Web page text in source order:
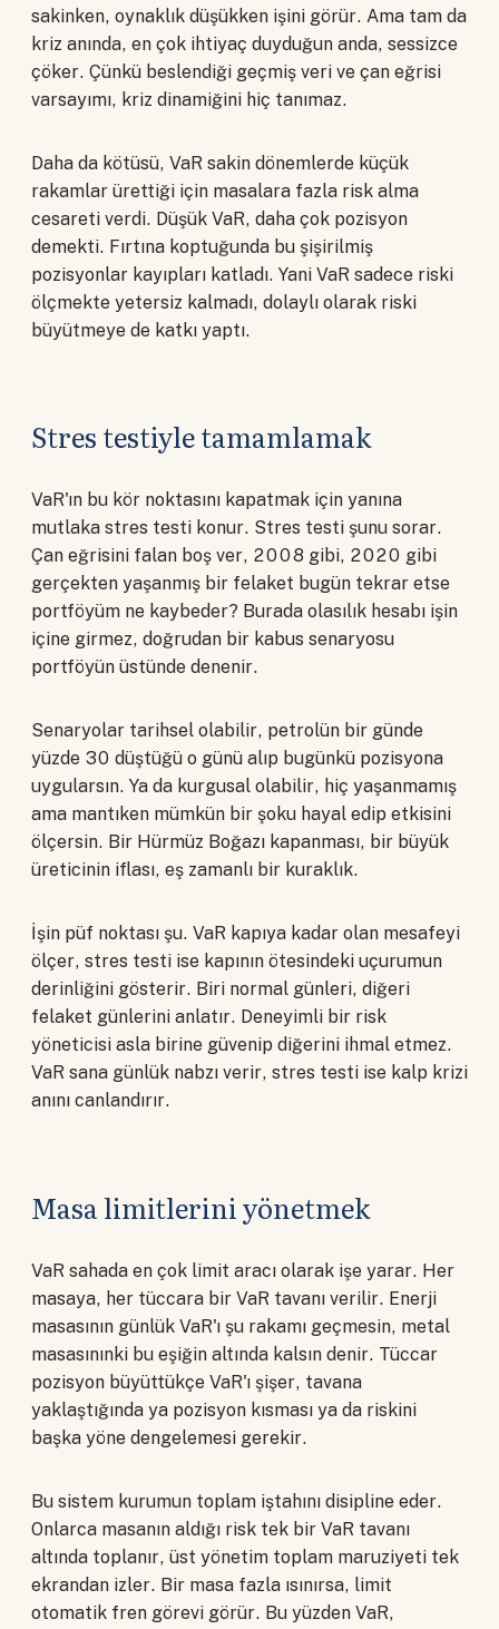
sakinken, oynaklık düşükken işini görür. Ama tam da
kriz anında, en çok ihtiyaç duyduğun anda, sessizce
çöker. Çünkü beslendiği geçmiş veri ve çan eğrisi
varsayımı, kriz dinamiğini hiç tanımaz.
Daha da kötüsü, VaR sakin dönemlerde küçük
rakamlar ürettiği için masalara fazla risk alma
cesareti verdi. Düşük VaR, daha çok pozisyon
demekti. Fırtına koptuğunda bu şişirilmiş
pozisyonlar kayıpları katladı. Yani VaR sadece riski
ölçmekte yetersiz kalmadı, dolaylı olarak riski
büyütmeye de katkı yaptı.
Stres testiyle tamamlamak
VaR'ın bu kör noktasını kapatmak için yanına
mutlaka stres testi konur. Stres testi şunu sorar.
Çan eğrisini falan boş ver, 2008 gibi, 2020 gibi
gerçekten yaşanmış bir felaket bugün tekrar etse
portföyüm ne kaybeder? Burada olasılık hesabı işin
içine girmez, doğrudan bir kabus senaryosu
portföyün üstünde denenir.
Senaryolar tarihsel olabilir, petrolün bir günde
yüzde 30 düştüğü o günü alıp bugünkü pozisyona
uygularsın. Ya da kurgusal olabilir, hiç yaşanmamış
ama mantıken mümkün bir şoku hayal edip etkisini
ölçersin. Bir Hürmüz Boğazı kapanması, bir büyük
üreticinin iflası, eş zamanlı bir kuraklık.
İşin püf noktası şu. VaR kapıya kadar olan mesafeyi
ölçer, stres testi ise kapının ötesindeki uçurumun
derinliğini gösterir. Biri normal günleri, diğeri
felaket günlerini anlatır. Deneyimli bir risk
yöneticisi asla birine güvenip diğerini ihmal etmez.
VaR sana günlük nabzı verir, stres testi ise kalp krizi
anını canlandırır.
Masa limitlerini yönetmek
VaR sahada en çok limit aracı olarak işe yarar. Her
masaya, her tüccara bir VaR tavanı verilir. Enerji
masasının günlük VaR'ı şu rakamı geçmesin, metal
masasınınki bu eşiğin altında kalsın denir. Tüccar
pozisyon büyüttükçe VaR'ı şişer, tavana
yaklaştığında ya pozisyon kısması ya da riskini
başka yöne dengelemesi gerekir.
Bu sistem kurumun toplam iştahını disipline eder.
Onlarca masanın aldığı risk tek bir VaR tavanı
altında toplanır, üst yönetim toplam maruziyeti tek
ekrandan izler. Bir masa fazla ısınırsa, limit
otomatik fren görevi görür. Bu yüzden VaR,